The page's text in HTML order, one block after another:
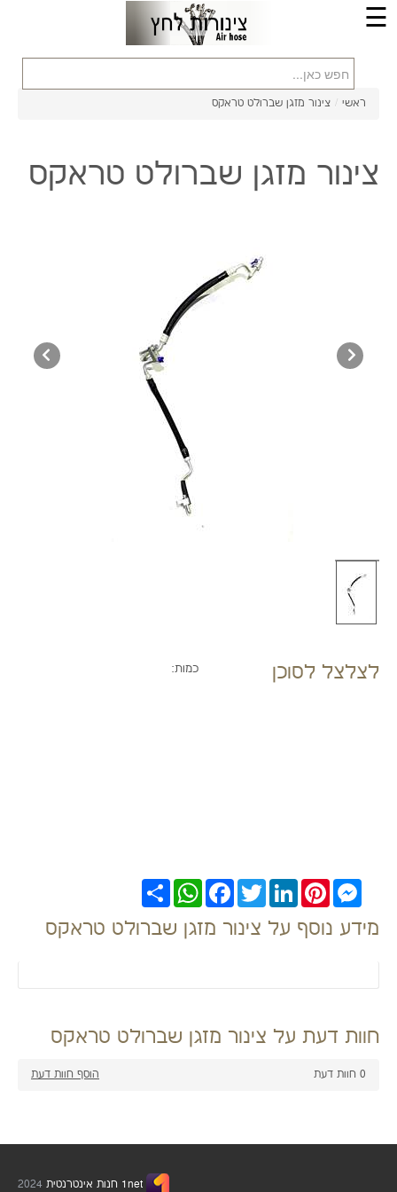
☰
ראשי / צינור מזגן שברולט טראקס
צינור מזגן שברולט טראקס
לצלצל לסוכן כמות:
שתף
WhatsAppFacebook TwitterLinkedInPinterest
Messenger
מידע נוסף על צינור מזגן שברולט טראקס
חוות דעת על צינור מזגן שברולט טראקס
0 חוות דעת הוסף חוות דעת
1net חנות אינטרנטית 2024